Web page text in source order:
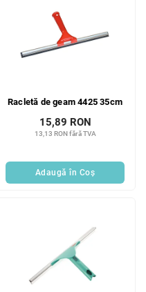
Racletă de geam 4425 35cm
13,13 RON fără TVA
15,89 RON
Adaugă în Coş